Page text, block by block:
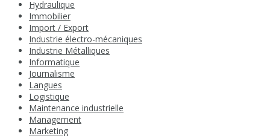
Hydraulique
Immobilier
Import / Export
Industrie électro-mécaniques
Industrie Métalliques
Informatique
Journalisme
Langues
Logistique
Maintenance industrielle
Management
Marketing